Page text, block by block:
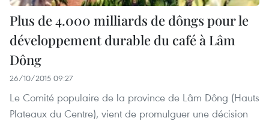
Plus de 4.000 milliards de dôngs pour le
développement durable du café à Lâm
Dông
26/10/2015 09:27
Le Comité populaire de la province de Lâm Dông (Hauts
Plateaux du Centre), vient de promulguer une décision